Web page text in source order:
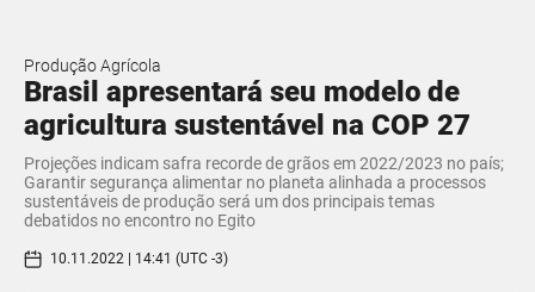
Produção Agrícola
Brasil apresentará seu modelo de
agricultura sustentável na COP 27
Projeções indicam safra recorde de grãos em 2022/2023 no país;
Garantir segurança alimentar no planeta alinhada a processos
sustentáveis de produção será um dos principais temas
debatidos no encontro no Egito
10.11.2022 | 14:41 (UTC -3)